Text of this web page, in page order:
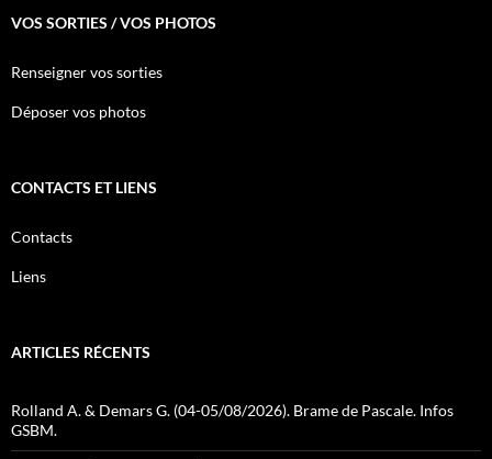
VOS SORTIES / VOS PHOTOS
Renseigner vos sorties
Déposer vos photos
CONTACTS ET LIENS
Contacts
Liens
ARTICLES RÉCENTS
Rolland A. & Demars G. (04-05/08/2026). Brame de Pascale. Infos
GSBM.